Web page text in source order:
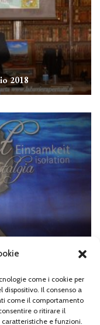
come i cookie per
Il consenso a
come il comportamento
o ritirare il
e funzioni.
2018
di Re Ludwig II